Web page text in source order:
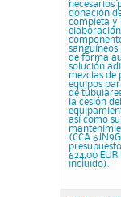
necesarios
donación
completa y
sanguíneos
de forma
solución
mezclas de
equipos
de
la cesión del
así como su
624,00
incluido).